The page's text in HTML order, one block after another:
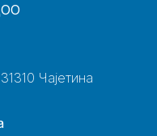
Чајетина